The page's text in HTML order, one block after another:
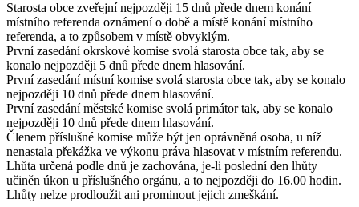
Starosta obce zveřejní nejpozději 15 dnů přede dnem konání
místního referenda oznámení o době a místě konání místního
referenda, a to způsobem v místě obvyklým.
První zasedání okrskové komise svolá starosta obce tak, aby se
konalo nejpozději 5 dnů přede dnem hlasování.
První zasedání místní komise svolá starosta obce tak, aby se konalo
nejpozději 10 dnů přede dnem hlasování.
První zasedání městské komise svolá primátor tak, aby se konalo
nejpozději 10 dnů přede dnem hlasování.
Členem příslušné komise může být jen oprávněná osoba, u níž
nenastala překážka ve výkonu práva hlasovat v místním referendu.
Lhůta určená podle dnů je zachována, je-li poslední den lhůty
učiněn úkon u příslušného orgánu, a to nejpozději do 16.00 hodin.
Lhůty nelze prodloužit ani prominout jejich zmeškání.